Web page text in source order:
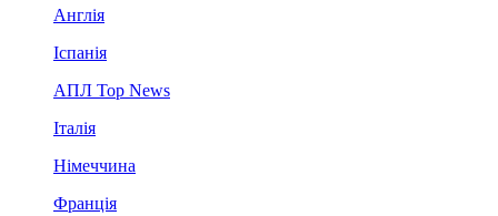
Англія
Іспанія
АПЛ Top News
Італія
Німеччина
Франція